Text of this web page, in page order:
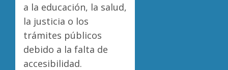
a la educación, la salud,
la justicia o los
trámites públicos
debido a la falta de
accesibilidad.